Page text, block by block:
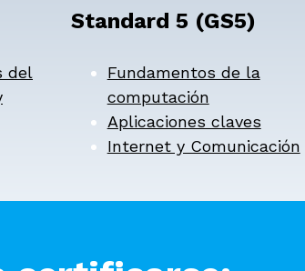
del
Standard 5 (GS5)
Fundamentos de la
computación
Aplicaciones claves
Internet y Comunicación